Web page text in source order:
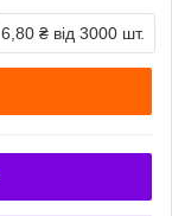
6,80 ₴ від 3000 шт.